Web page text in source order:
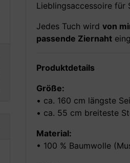
Lieblingsaccessoire für
Jedes Tuch wird von
passende Ziernaht
Produktdetails
Größe:
• ca. 160 cm längste
• ca. 55 cm breiteste
Material:
• 100 % Baumwolle